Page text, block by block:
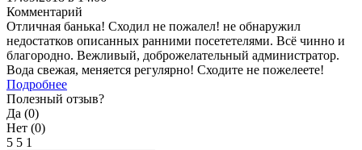
Комментарий
Отличная банька! Сходил не пожалел! не обнаружил
недостатков описанных ранними посететелями. Всё чинно и
благородно. Вежливый, доброжелательный администратор.
Вода свежая, меняется регулярно! Сходите не пожелеете!
Подробнее
Полезный отзыв?
Да (0)
Нет (0)
5 5 1